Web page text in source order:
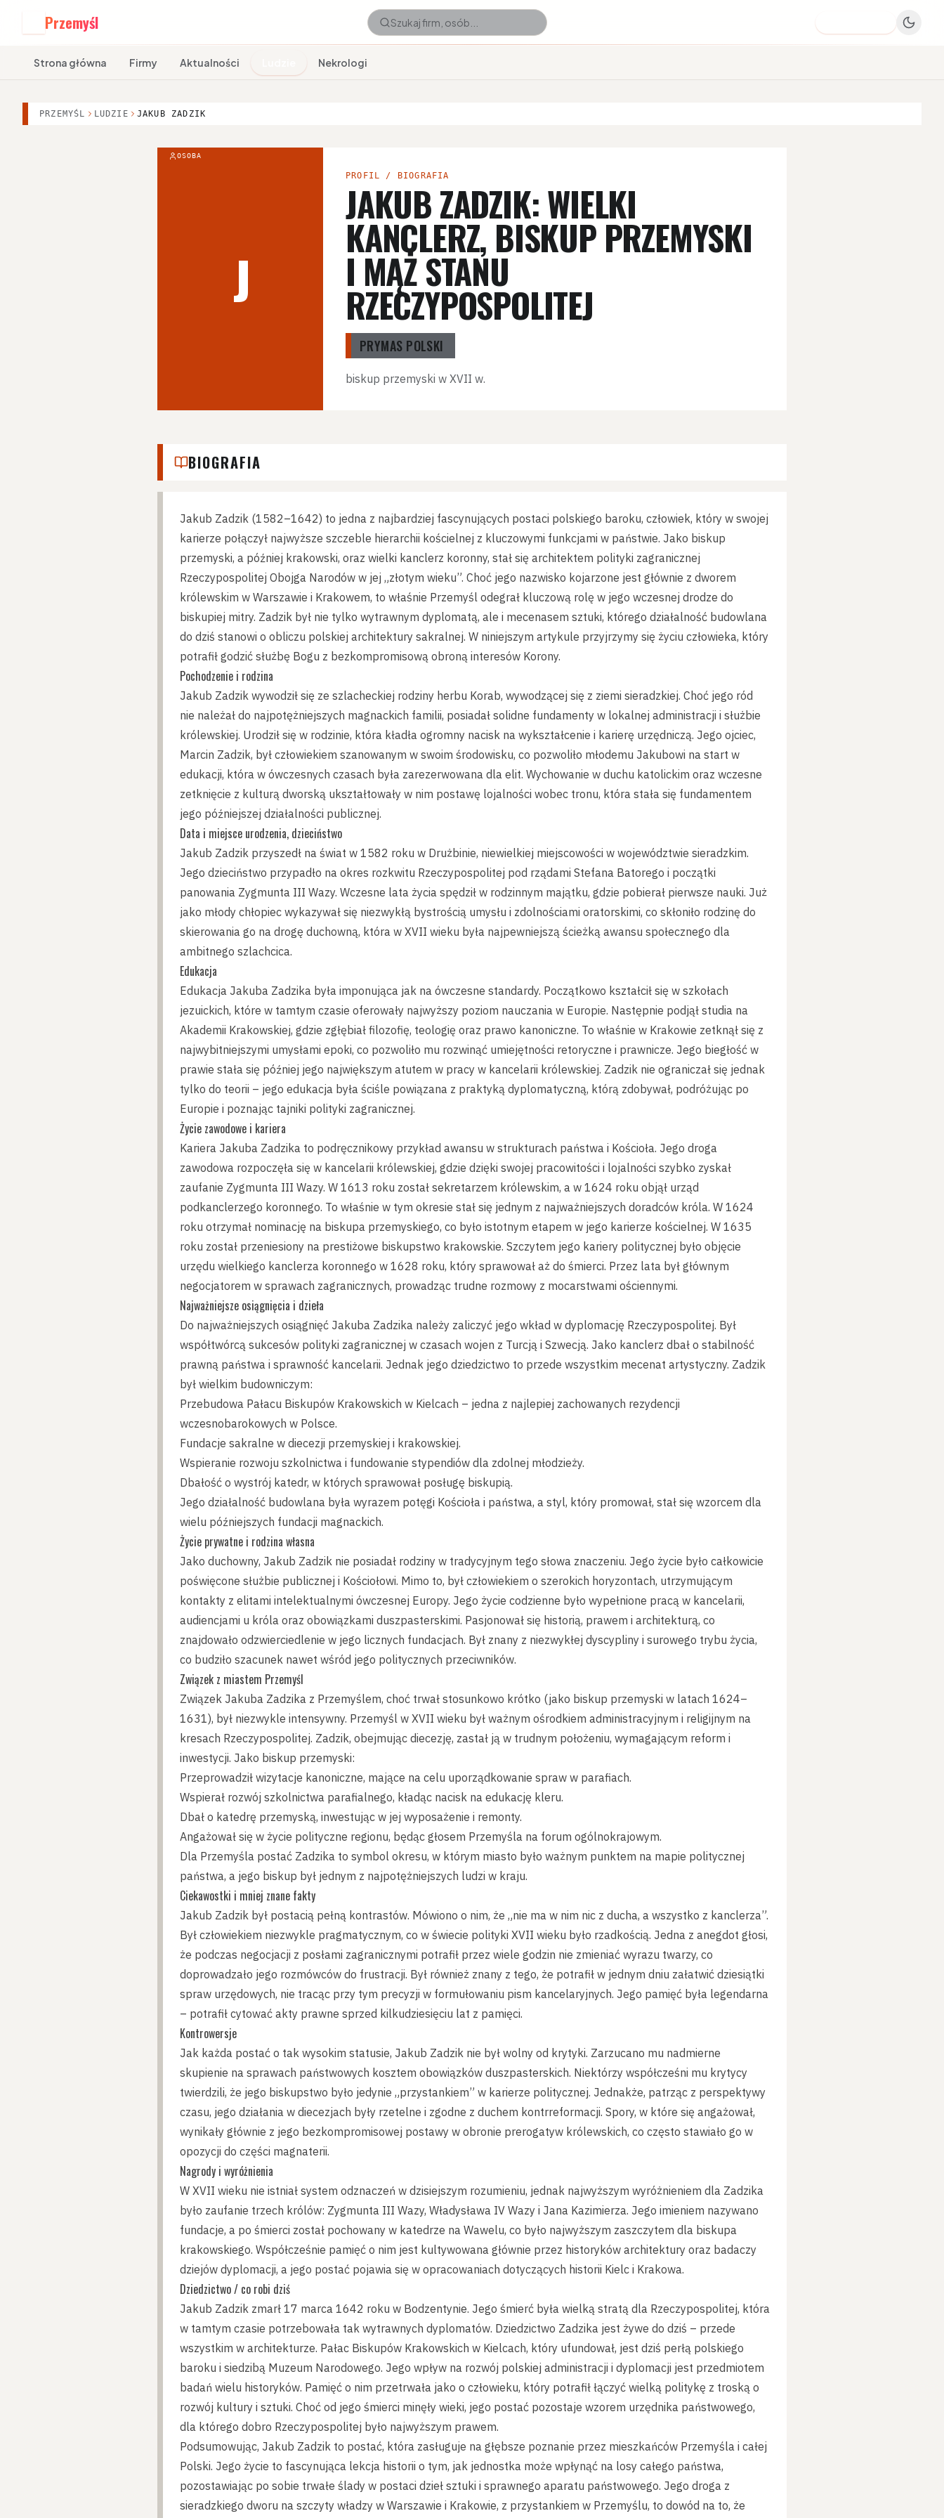
Przemyśl
Strona główna Firmy Aktualności Nekrologi
PRZEMYŚL LUDZIE JAKUB ZADZIK
J
OSOBA
PROFIL / BIOGRAFIA
JAKUB ZADZIK: WIELKI
KANCLERZ, BISKUP PRZEMYSKI
I MĄŻ STANU
RZECZYPOSPOLITEJ
PRYMAS POLSKI
biskup przemyski w XVII w.
BIOGRAFIA
Jakub Zadzik (1582–1642) to jedna z najbardziej fascynujących postaci polskiego baroku, człowiek, który w swojej
karierze połączył najwyższe szczeble hierarchii kościelnej z kluczowymi funkcjami w państwie. Jako biskup
przemyski, a później krakowski, oraz wielki kanclerz koronny, stał się architektem polityki zagranicznej
Rzeczypospolitej Obojga Narodów w jej „złotym wieku”. Choć jego nazwisko kojarzone jest głównie z dworem
królewskim w Warszawie i Krakowem, to właśnie Przemyśl odegrał kluczową rolę w jego wczesnej drodze do
biskupiej mitry. Zadzik był nie tylko wytrawnym dyplomatą, ale i mecenasem sztuki, którego działalność budowlana
do dziś stanowi o obliczu polskiej architektury sakralnej. W niniejszym artykule przyjrzymy się życiu człowieka, który
potrafił godzić służbę Bogu z bezkompromisową obroną interesów Korony.
Pochodzenie i rodzina
Jakub Zadzik wywodził się ze szlacheckiej rodziny herbu Korab, wywodzącej się z ziemi sieradzkiej. Choć jego ród
nie należał do najpotężniejszych magnackich familii, posiadał solidne fundamenty w lokalnej administracji i służbie
królewskiej. Urodził się w rodzinie, która kładła ogromny nacisk na wykształcenie i karierę urzędniczą. Jego ojciec,
Marcin Zadzik, był człowiekiem szanowanym w swoim środowisku, co pozwoliło młodemu Jakubowi na start w
edukacji, która w ówczesnych czasach była zarezerwowana dla elit. Wychowanie w duchu katolickim oraz wczesne
zetknięcie z kulturą dworską ukształtowały w nim postawę lojalności wobec tronu, która stała się fundamentem
jego późniejszej działalności publicznej.
Data i miejsce urodzenia, dzieciństwo
Jakub Zadzik przyszedł na świat w 1582 roku w Drużbinie, niewielkiej miejscowości w województwie sieradzkim.
Jego dzieciństwo przypadło na okres rozkwitu Rzeczypospolitej pod rządami Stefana Batorego i początki
panowania Zygmunta III Wazy. Wczesne lata życia spędził w rodzinnym majątku, gdzie pobierał pierwsze nauki. Już
jako młody chłopiec wykazywał się niezwykłą bystrością umysłu i zdolnościami oratorskimi, co skłoniło rodzinę do
skierowania go na drogę duchowną, która w XVII wieku była najpewniejszą ścieżką awansu społecznego dla
ambitnego szlachcica.
Edukacja
Edukacja Jakuba Zadzika była imponująca jak na ówczesne standardy. Początkowo kształcił się w szkołach
jezuickich, które w tamtym czasie oferowały najwyższy poziom nauczania w Europie. Następnie podjął studia na
Akademii Krakowskiej, gdzie zgłębiał filozofię, teologię oraz prawo kanoniczne. To właśnie w Krakowie zetknął się z
najwybitniejszymi umysłami epoki, co pozwoliło mu rozwinąć umiejętności retoryczne i prawnicze. Jego biegłość w
prawie stała się później jego największym atutem w pracy w kancelarii królewskiej. Zadzik nie ograniczał się jednak
tylko do teorii – jego edukacja była ściśle powiązana z praktyką dyplomatyczną, którą zdobywał, podróżując po
Europie i poznając tajniki polityki zagranicznej.
Życie zawodowe i kariera
Kariera Jakuba Zadzika to podręcznikowy przykład awansu w strukturach państwa i Kościoła. Jego droga
zawodowa rozpoczęła się w kancelarii królewskiej, gdzie dzięki swojej pracowitości i lojalności szybko zyskał
zaufanie Zygmunta III Wazy. W 1613 roku został sekretarzem królewskim, a w 1624 roku objął urząd
podkanclerzego koronnego. To właśnie w tym okresie stał się jednym z najważniejszych doradców króla. W 1624
roku otrzymał nominację na biskupa przemyskiego, co było istotnym etapem w jego karierze kościelnej. W 1635
roku został przeniesiony na prestiżowe biskupstwo krakowskie. Szczytem jego kariery politycznej było objęcie
urzędu wielkiego kanclerza koronnego w 1628 roku, który sprawował aż do śmierci. Przez lata był głównym
negocjatorem w sprawach zagranicznych, prowadząc trudne rozmowy z mocarstwami ościennymi.
Najważniejsze osiągnięcia i dzieła
Do najważniejszych osiągnięć Jakuba Zadzika należy zaliczyć jego wkład w dyplomację Rzeczypospolitej. Był
współtwórcą sukcesów polityki zagranicznej w czasach wojen z Turcją i Szwecją. Jako kanclerz dbał o stabilność
prawną państwa i sprawność kancelarii. Jednak jego dziedzictwo to przede wszystkim mecenat artystyczny. Zadzik
był wielkim budowniczym:
Przebudowa Pałacu Biskupów Krakowskich w Kielcach – jedna z najlepiej zachowanych rezydencji
wczesnobarokowych w Polsce.
Fundacje sakralne w diecezji przemyskiej i krakowskiej.
Wspieranie rozwoju szkolnictwa i fundowanie stypendiów dla zdolnej młodzieży.
Dbałość o wystrój katedr, w których sprawował posługę biskupią.
Jego działalność budowlana była wyrazem potęgi Kościoła i państwa, a styl, który promował, stał się wzorcem dla
wielu późniejszych fundacji magnackich.
Życie prywatne i rodzina własna
Jako duchowny, Jakub Zadzik nie posiadał rodziny w tradycyjnym tego słowa znaczeniu. Jego życie było całkowicie
poświęcone służbie publicznej i Kościołowi. Mimo to, był człowiekiem o szerokich horyzontach, utrzymującym
kontakty z elitami intelektualnymi ówczesnej Europy. Jego życie codzienne było wypełnione pracą w kancelarii,
audiencjami u króla oraz obowiązkami duszpasterskimi. Pasjonował się historią, prawem i architekturą, co
znajdowało odzwierciedlenie w jego licznych fundacjach. Był znany z niezwykłej dyscypliny i surowego trybu życia,
co budziło szacunek nawet wśród jego politycznych przeciwników.
Związek z miastem Przemyśl
Związek Jakuba Zadzika z Przemyślem, choć trwał stosunkowo krótko (jako biskup przemyski w latach 1624–
1631), był niezwykle intensywny. Przemyśl w XVII wieku był ważnym ośrodkiem administracyjnym i religijnym na
kresach Rzeczypospolitej. Zadzik, obejmując diecezję, zastał ją w trudnym położeniu, wymagającym reform i
inwestycji. Jako biskup przemyski:
Przeprowadził wizytacje kanoniczne, mające na celu uporządkowanie spraw w parafiach.
Wspierał rozwój szkolnictwa parafialnego, kładąc nacisk na edukację kleru.
Dbał o katedrę przemyską, inwestując w jej wyposażenie i remonty.
Angażował się w życie polityczne regionu, będąc głosem Przemyśla na forum ogólnokrajowym.
Dla Przemyśla postać Zadzika to symbol okresu, w którym miasto było ważnym punktem na mapie politycznej
państwa, a jego biskup był jednym z najpotężniejszych ludzi w kraju.
Ciekawostki i mniej znane fakty
Jakub Zadzik był postacią pełną kontrastów. Mówiono o nim, że „nie ma w nim nic z ducha, a wszystko z kanclerza”.
Był człowiekiem niezwykle pragmatycznym, co w świecie polityki XVII wieku było rzadkością. Jedna z anegdot głosi,
że podczas negocjacji z posłami zagranicznymi potrafił przez wiele godzin nie zmieniać wyrazu twarzy, co
doprowadzało jego rozmówców do frustracji. Był również znany z tego, że potrafił w jednym dniu załatwić dziesiątki
spraw urzędowych, nie tracąc przy tym precyzji w formułowaniu pism kancelaryjnych. Jego pamięć była legendarna
– potrafił cytować akty prawne sprzed kilkudziesięciu lat z pamięci.
Kontrowersje
Jak każda postać o tak wysokim statusie, Jakub Zadzik nie był wolny od krytyki. Zarzucano mu nadmierne
skupienie na sprawach państwowych kosztem obowiązków duszpasterskich. Niektórzy współcześni mu krytycy
twierdzili, że jego biskupstwo było jedynie „przystankiem” w karierze politycznej. Jednakże, patrząc z perspektywy
czasu, jego działania w diecezjach były rzetelne i zgodne z duchem kontrreformacji. Spory, w które się angażował,
wynikały głównie z jego bezkompromisowej postawy w obronie prerogatyw królewskich, co często stawiało go w
opozycji do części magnaterii.
Nagrody i wyróżnienia
W XVII wieku nie istniał system odznaczeń w dzisiejszym rozumieniu, jednak najwyższym wyróżnieniem dla Zadzika
było zaufanie trzech królów: Zygmunta III Wazy, Władysława IV Wazy i Jana Kazimierza. Jego imieniem nazywano
fundacje, a po śmierci został pochowany w katedrze na Wawelu, co było najwyższym zaszczytem dla biskupa
krakowskiego. Współcześnie pamięć o nim jest kultywowana głównie przez historyków architektury oraz badaczy
dziejów dyplomacji, a jego postać pojawia się w opracowaniach dotyczących historii Kielc i Krakowa.
Dziedzictwo / co robi dziś
Jakub Zadzik zmarł 17 marca 1642 roku w Bodzentynie. Jego śmierć była wielką stratą dla Rzeczypospolitej, która
w tamtym czasie potrzebowała tak wytrawnych dyplomatów. Dziedzictwo Zadzika jest żywe do dziś – przede
wszystkim w architekturze. Pałac Biskupów Krakowskich w Kielcach, który ufundował, jest dziś perłą polskiego
baroku i siedzibą Muzeum Narodowego. Jego wpływ na rozwój polskiej administracji i dyplomacji jest przedmiotem
badań wielu historyków. Pamięć o nim przetrwała jako o człowieku, który potrafił łączyć wielką politykę z troską o
rozwój kultury i sztuki. Choć od jego śmierci minęły wieki, jego postać pozostaje wzorem urzędnika państwowego,
dla którego dobro Rzeczypospolitej było najwyższym prawem.
Podsumowując, Jakub Zadzik to postać, która zasługuje na głębsze poznanie przez mieszkańców Przemyśla i całej
Polski. Jego życie to fascynująca lekcja historii o tym, jak jednostka może wpłynąć na losy całego państwa,
pozostawiając po sobie trwałe ślady w postaci dzieł sztuki i sprawnego aparatu państwowego. Jego droga z
sieradzkiego dworu na szczyty władzy w Warszawie i Krakowie, z przystankiem w Przemyślu, to dowód na to, że